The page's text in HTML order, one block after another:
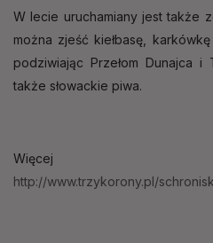
W lecie uruchamiany jest także
można zjeść kiełbasę,
podziwiając Przełom Dunajca
także słowackie piwa.
Więcej
http://www.trzykorony.pl/